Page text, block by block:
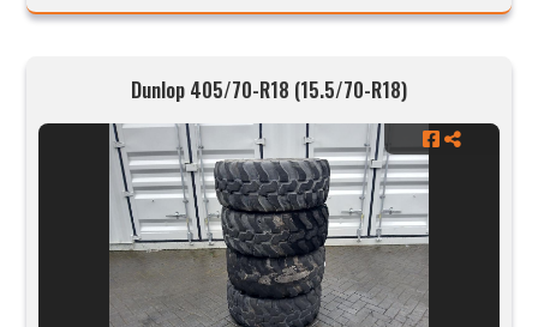
Dunlop 405/70-R18 (15.5/70-R18)